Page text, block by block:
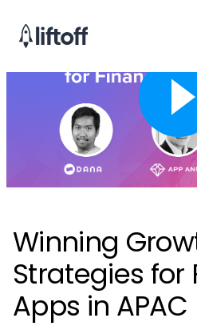
Winning
Strategies for
Apps in APAC